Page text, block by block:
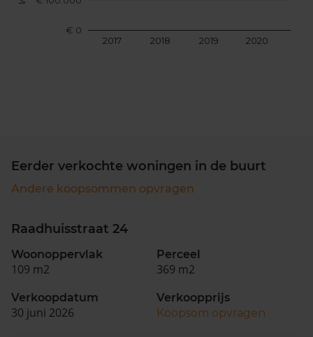
2017 2018 2019 2020
€ 0
Eerder verkochte woningen in de buurt
Andere koopsommen opvragen
Raadhuisstraat 24
Woonoppervlak
109 m2
Perceel
369 m2
Verkoopdatum
30 juni 2026
Verkoopprijs
Koopsom opvragen